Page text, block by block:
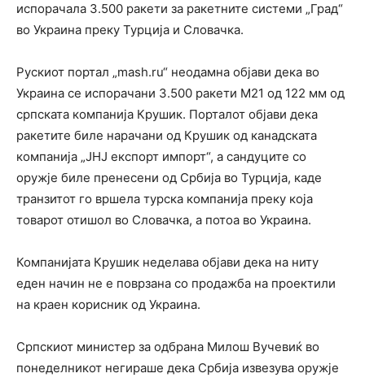
испорачала 3.500 ракети за ракетните системи „Град“
во Украина преку Турција и Словачка.
Рускиот портал „mash.ru“ неодамна објави дека во
Украина се испорачани 3.500 ракети М21 од 122 мм од
српската компанија Крушик. Порталот објави дека
ракетите биле нарачани од Крушик од канадската
компанија „ЈНЈ експорт импорт“, а сандуците со
оружје биле пренесени од Србија во Турција, каде
транзитот го вршела турска компанија преку која
товарот отишол во Словачка, а потоа во Украина.
Компанијата Крушик неделава објави дека на ниту
еден начин не е поврзана со продажба на проектили
на краен корисник од Украина.
Српскиот министер за одбрана Милош Вучевиќ во
понеделникот негираше дека Србија извезува оружје